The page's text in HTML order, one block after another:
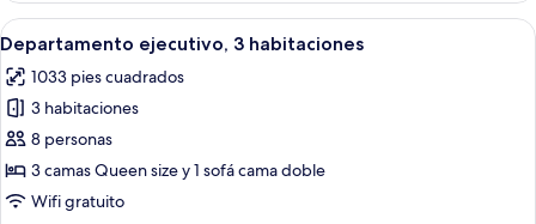
habitaciones
Abrir
todas
las
fotos
de
Departamento
ejecutivo,
Un apartamento moderno con
7
Departamento ejecutivo, 3 habitaciones
1033 pies cuadrados
3 habitaciones
8 personas
3 camas Queen size y 1 sofá cama doble
Wifi gratuito